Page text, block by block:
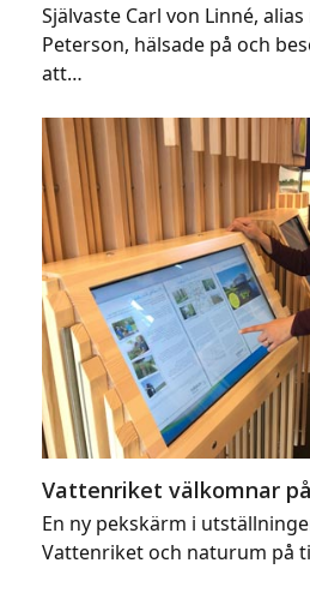
Självaste Carl von Linné,
Peterson, hälsade på och
att…
Vattenriket välkomnar
En ny pekskärm i
Vattenriket och naturum på